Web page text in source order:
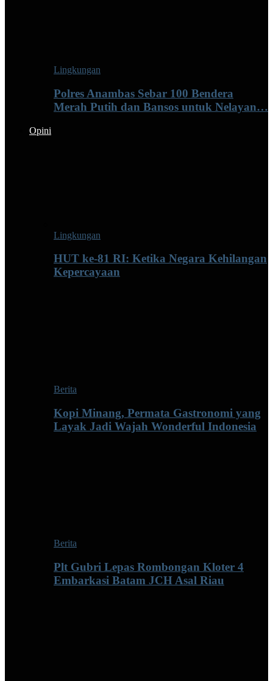
Lingkungan
Polres Anambas Sebar 100 Bendera
Merah Putih dan Bansos untuk Nelayan…
Opini
Lingkungan
HUT ke-81 RI: Ketika Negara Kehilangan
Kepercayaan
Berita
Kopi Minang, Permata Gastronomi yang
Layak Jadi Wajah Wonderful Indonesia
Berita
Plt Gubri Lepas Rombongan Kloter 4
Embarkasi Batam JCH Asal Riau